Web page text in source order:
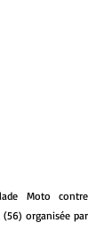
Moto contre
organisée par